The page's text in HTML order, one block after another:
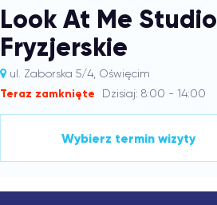
Look At Me Studio
Fryzjerskie
ul. Zaborska 5/4, Oświęcim
Teraz zamknięte Dzisiaj: 8:00 - 14:00
Wybierz termin wizyty